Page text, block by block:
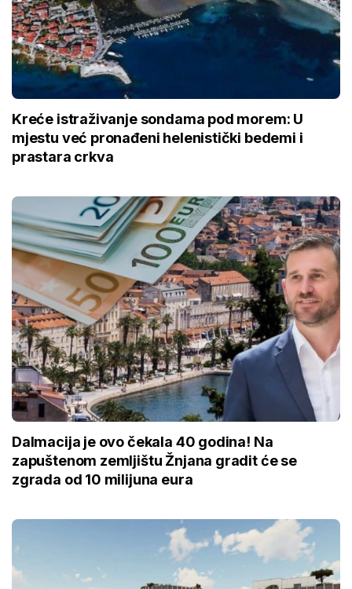
Kreće istraživanje sondama pod morem: U
mjestu već pronađeni helenistički bedemi i
prastara crkva
Dalmacija je ovo čekala 40 godina! Na
zapuštenom zemljištu Žnjana gradit će se
zgrada od 10 milijuna eura